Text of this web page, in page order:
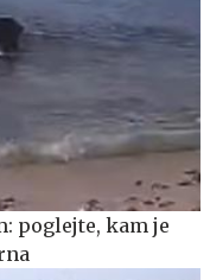
poglejte, kam je